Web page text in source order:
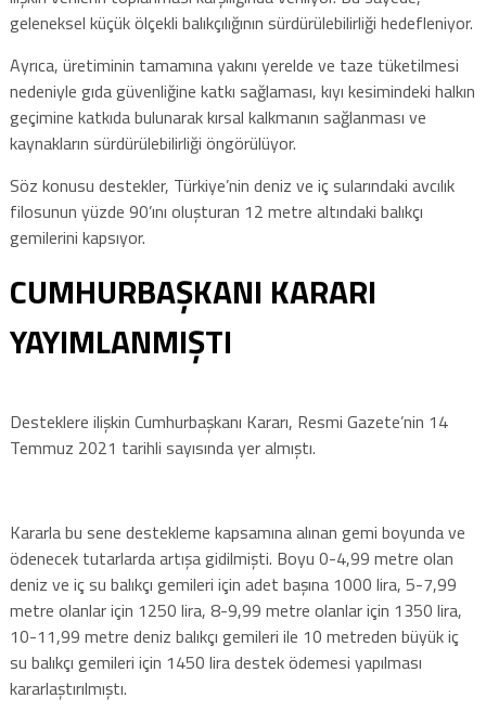
geleneksel küçük ölçekli balıkçılığının sürdürülebilirliği hedefleniyor.
Ayrıca, üretiminin tamamına yakını yerelde ve taze tüketilmesi
nedeniyle gıda güvenliğine katkı sağlaması, kıyı kesimindeki halkın
geçimine katkıda bulunarak kırsal kalkmanın sağlanması ve
kaynakların sürdürülebilirliği öngörülüyor.
Söz konusu destekler, Türkiye’nin deniz ve iç sularındaki avcılık
filosunun yüzde 90’ını oluşturan 12 metre altındaki balıkçı
gemilerini kapsıyor.
CUMHURBAŞKANI KARARI
YAYIMLANMIŞTI
Desteklere ilişkin Cumhurbaşkanı Kararı, Resmi Gazete’nin 14
Temmuz 2021 tarihli sayısında yer almıştı.
Kararla bu sene destekleme kapsamına alınan gemi boyunda ve
ödenecek tutarlarda artışa gidilmişti. Boyu 0-4,99 metre olan
deniz ve iç su balıkçı gemileri için adet başına 1000 lira, 5-7,99
metre olanlar için 1250 lira, 8-9,99 metre olanlar için 1350 lira,
10-11,99 metre deniz balıkçı gemileri ile 10 metreden büyük iç
su balıkçı gemileri için 1450 lira destek ödemesi yapılması
kararlaştırılmıştı.